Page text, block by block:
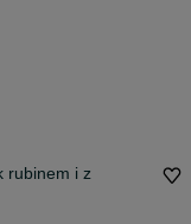
rubinem i z